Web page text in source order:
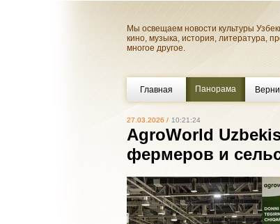
Мы освещаем новости культуры
кино, музыка, история, литература,
многое другое.
Главная Панорама
27.03.2026 / 10:21:24
AgroWorld
фермеров и